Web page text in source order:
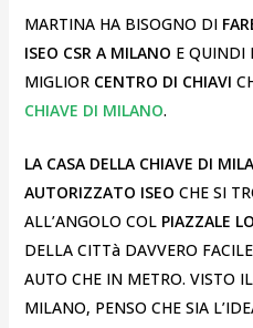
MARTINA HA BISOGNO DI
ISEO CSR A MILANO E QUINDI
MIGLIOR CENTRO DI CHIAVI
CHIAVE DI MILANO.
LA CASA DELLA CHIAVE DI
AUTORIZZATO ISEO CHE SI
ALL’ANGOLO COL PIAZZALE
DELLA CITTà DAVVERO
AUTO CHE IN METRO. VISTO
MILANO, PENSO CHE SIA